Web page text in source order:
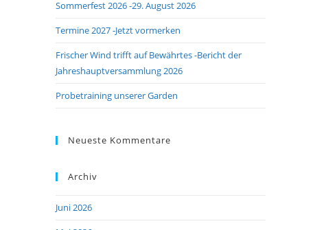
Sommerfest 2026 -29. August 2026
Termine 2027 -Jetzt vormerken
Frischer Wind trifft auf Bewährtes -Bericht der
Jahreshauptversammlung 2026
Probetraining unserer Garden
Neueste Kommentare
Archiv
Juni 2026